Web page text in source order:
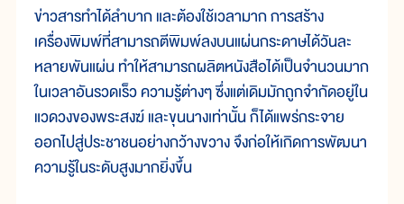
ข่าวสารทำได้ลำบาก และต้องใช้เวลามาก การสร้าง
เครื่องพิมพ์ที่สามารถตีพิมพ์ลงบนแผ่นกระดาษได้วันละ
หลายพันแผ่น ทำให้สามารถผลิตหนังสือได้เป็นจำนวนมาก
ในเวลาอันรวดเร็ว ความรู้ต่างๆ ซึ่งแต่เดิมมักถูกจำกัดอยู่ใน
แวดวงของพระสงฆ์ และขุนนางเท่านั้น ก็ได้แพร่กระจาย
ออกไปสู่ประชาชนอย่างกว้างขวาง จึงก่อให้เกิดการพัฒนา
ความรู้ในระดับสูงมากยิ่งขึ้น